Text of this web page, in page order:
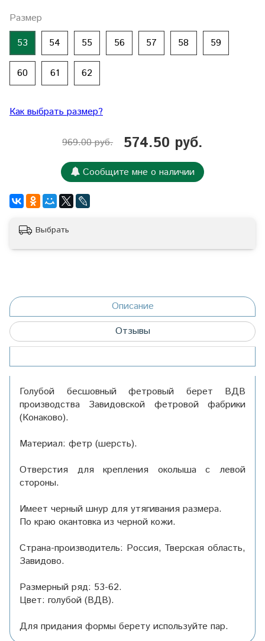
Размер
53
54 55 56 57 58 59
60 61 62
Как выбрать размер?
969.00 руб. 574.50 руб.
Сообщите мне о наличии
Выбрать
Описание
Отзывы
Голубой бесшовный фетровый берет ВДВ
производства Завидовской фетровой фабрики
(Конаково).
Материал: фетр (шерсть).
Отверстия для крепления околыша с левой
стороны.
Имеет черный шнур для утягивания размера.
По краю окантовка из черной кожи.
Страна-производитель: Россия, Тверская область,
Завидово.
Размерный ряд: 53-62.
Цвет: голубой (ВДВ).
Для придания формы берету используйте пар.